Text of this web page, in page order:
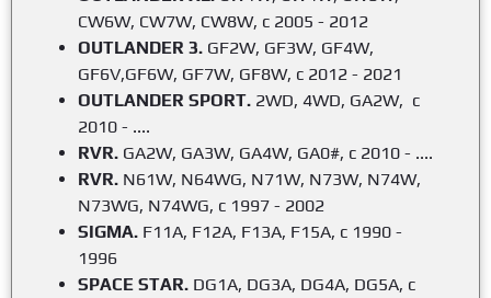
CW6W, CW7W, CW8W, c 2005 - 2012
OUTLANDER 3. GF2W, GF3W, GF4W,
GF6V,GF6W, GF7W, GF8W, с 2012 - 2021
OUTLANDER SPORT. 2WD, 4WD, GA2W, с
2010 - ....
RVR. GA2W, GA3W, GA4W, GA0#, с 2010 - ....
RVR. N61W, N64WG, N71W, N73W, N74W,
N73WG, N74WG, с 1997 - 2002
SIGMA. F11A, F12A, F13A, F15A, с 1990 -
1996
SPACE STAR. DG1A, DG3A, DG4A, DG5A, с